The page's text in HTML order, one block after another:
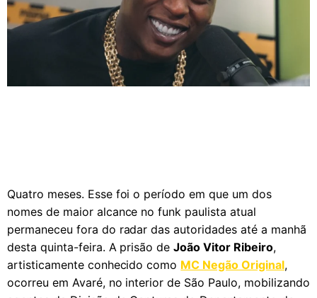
Quatro meses. Esse foi o período em que um dos
nomes de maior alcance no funk paulista atual
permaneceu fora do radar das autoridades até a manhã
desta quinta-feira. A prisão deJoão Vitor Ribeiro,
artisticamente conhecido como MC Negão Original,
ocorreu em Avaré, no interior de São Paulo, mobilizando